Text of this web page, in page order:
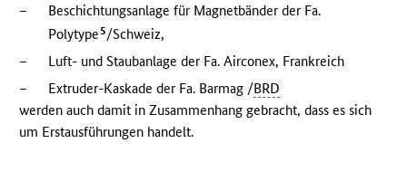
–
Beschichtungsanlage für Magnetbänder der Fa.
Polytype 5/Schweiz,
–
Luft- und Staubanlage der Fa. Airconex, Frankreich
–
Extruder-Kaskade der Fa. Barmag /BRD
werden auch damit in Zusammenhang gebracht, dass es sich
um Erstausführungen handelt.